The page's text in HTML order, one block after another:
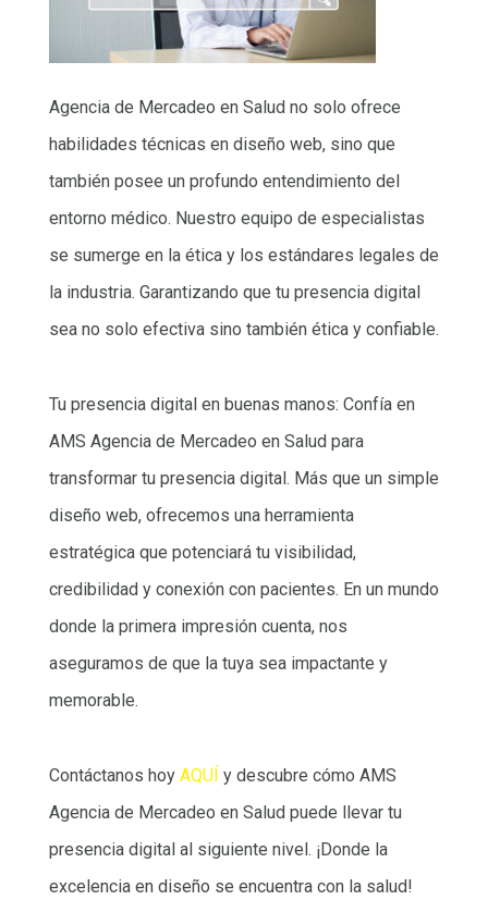
Agencia de Mercadeo en Salud no solo ofrece
habilidades técnicas en diseño web, sino que
también posee un profundo entendimiento del
entorno médico. Nuestro equipo de especialistas
se sumerge en la ética y los estándares legales de
la industria. Garantizando que tu presencia digital
sea no solo efectiva sino también ética y confiable.
Tu presencia digital en buenas manos: Confía en
AMS Agencia de Mercadeo en Salud para
transformar tu presencia digital. Más que un simple
diseño web, ofrecemos una herramienta
estratégica que potenciará tu visibilidad,
credibilidad y conexión con pacientes. En un mundo
donde la primera impresión cuenta, nos
aseguramos de que la tuya sea impactante y
memorable.
Contáctanos hoy AQUÍ y descubre cómo AMS
Agencia de Mercadeo en Salud puede llevar tu
presencia digital al siguiente nivel. ¡Donde la
excelencia en diseño se encuentra con la salud!